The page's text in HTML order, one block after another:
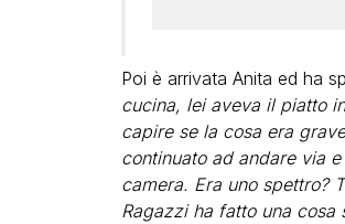
Poi è arrivata Anita ed ha
cucina, lei aveva il piatto
capire se la cosa era
continuato ad andare via
camera. Era uno spettro?
Ragazzi ha fatto una cosa